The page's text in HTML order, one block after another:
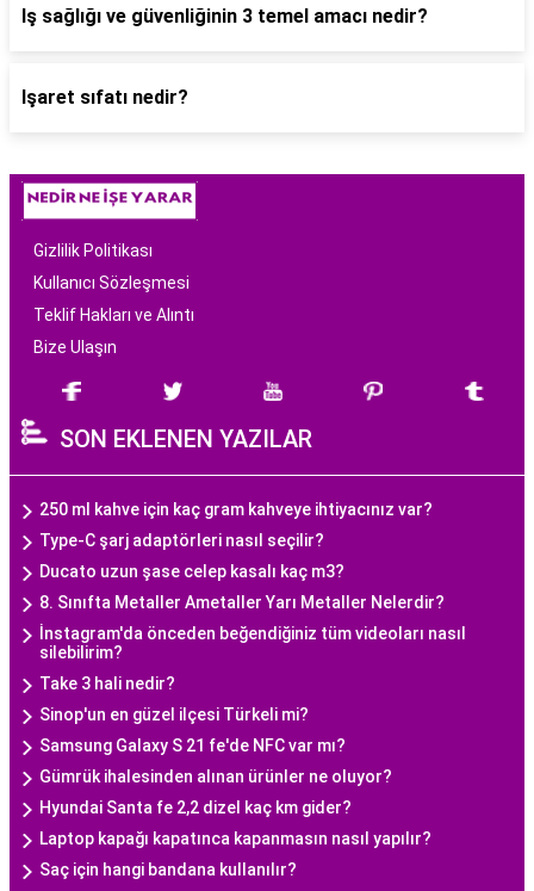
Iş sağlığı ve güvenliğinin 3 temel amacı nedir?
Işaret sıfatı nedir?
Gizlilik Politikası
Kullanıcı Sözleşmesi
Teklif Hakları ve Alıntı
Bize Ulaşın
SON EKLENEN YAZILAR
250 ml kahve için kaç gram kahveye ihtiyacınız var?
Type-C şarj adaptörleri nasıl seçilir?
Ducato uzun şase celep kasalı kaç m3?
8. Sınıfta Metaller Ametaller Yarı Metaller Nelerdir?
İnstagram'da önceden beğendiğiniz tüm videoları nasıl
silebilirim?
Take 3 hali nedir?
Sinop'un en güzel ilçesi Türkeli mi?
Samsung Galaxy S 21 fe'de NFC var mı?
Gümrük ihalesinden alınan ürünler ne oluyor?
Hyundai Santa fe 2,2 dizel kaç km gider?
Laptop kapağı kapatınca kapanmasın nasıl yapılır?
Saç için hangi bandana kullanılır?